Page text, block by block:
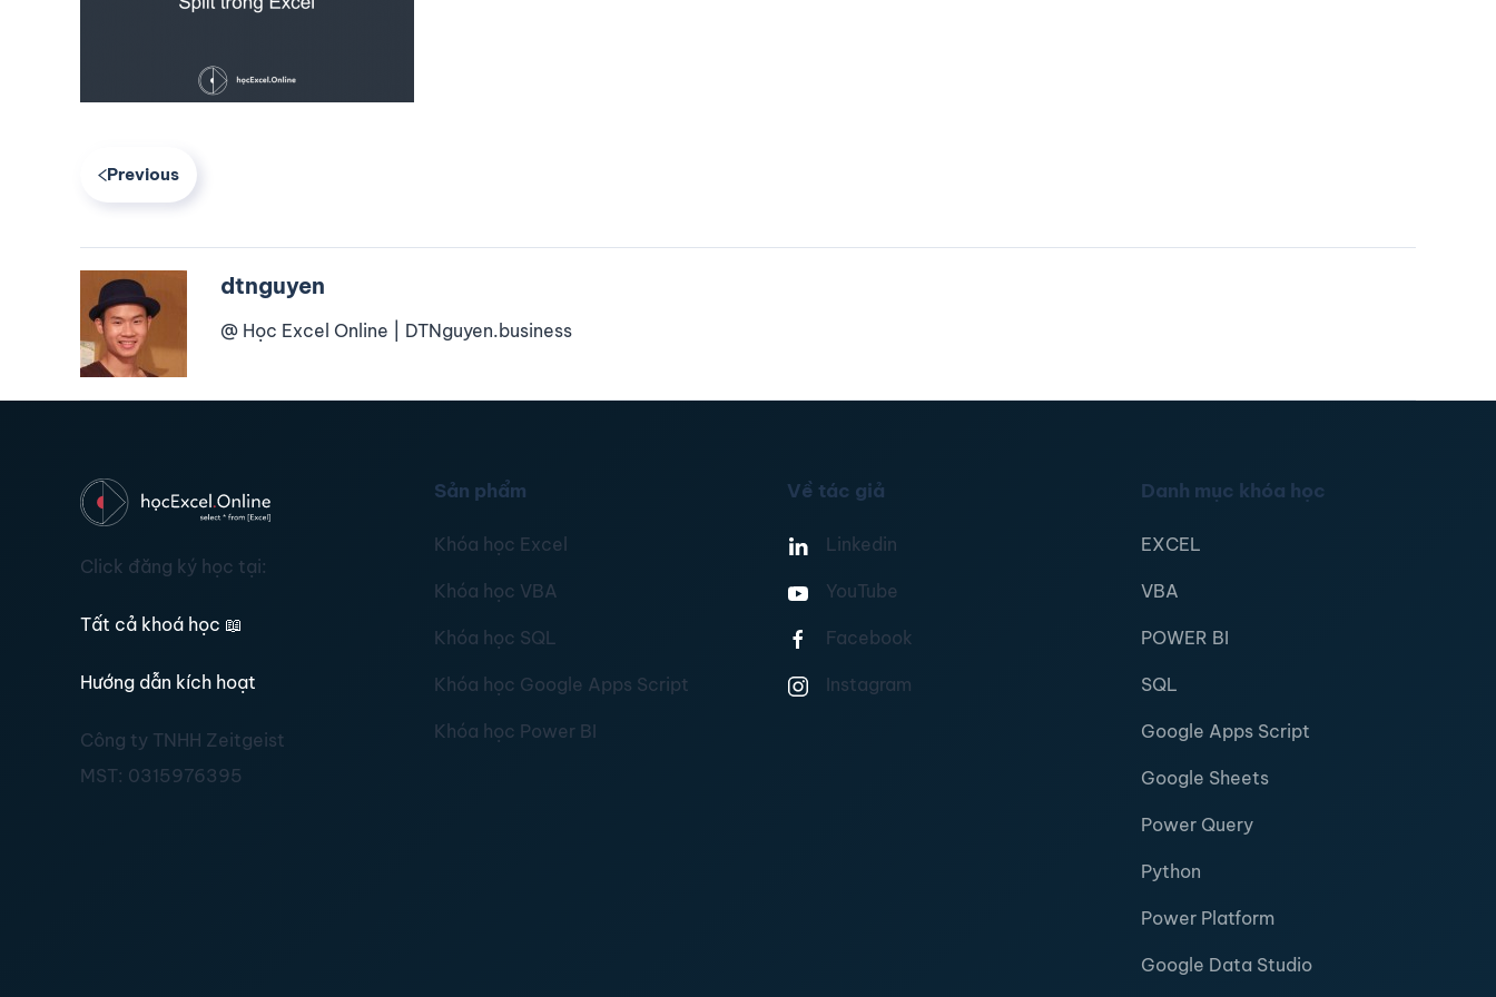
Previous
dtnguyen
@ Học Excel Online | DTNguyen.business
Click đăng ký học tại:
Tất cả khoá học 📖
Hướng dẫn kích hoạt
Công ty TNHH Zeitgeist
MST: 0315976395
Sản phẩm
Khóa học Excel
Khóa học VBA
Khóa học SQL
Khóa học Google Apps Script
Khóa học Power BI
Về tác giả
Linkedin
YouTube
Facebook
Instagram
Danh mục khóa học
EXCEL
VBA
POWER BI
SQL
Google Apps Script
Google Sheets
Power Query
Python
Power Platform
Google Data Studio